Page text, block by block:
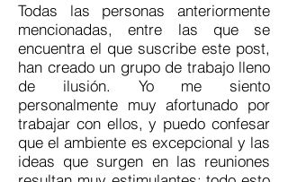
Todas las personas anteriormente
mencionadas, entre las que se
encuentra el que suscribe este post,
han creado un grupo de trabajo lleno
de ilusión. Yo me siento
personalmente muy afortunado por
trabajar con ellos, y puedo confesar
que el ambiente es excepcional y las
ideas que surgen en las reuniones